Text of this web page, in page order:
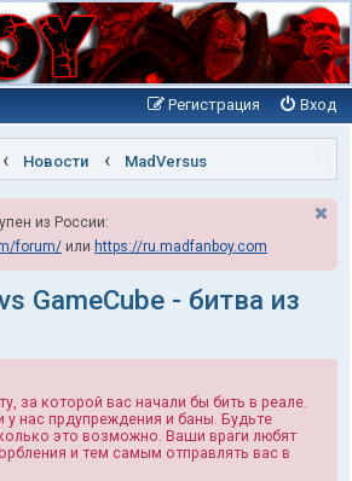
Вход
Регистрация
Новости MadVersus
из России:
forum/ или https://ru.madfanboy.com
GameCube - битва из
за которой вас начали бы бить в реале.
у нас прдупреждения и баны. Будьте
это возможно. Ваши враги любят
и тем самым отправлять вас в